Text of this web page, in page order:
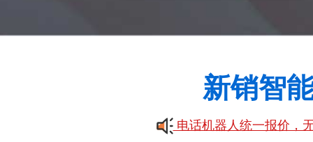
新销智
电话机器人统一报价，